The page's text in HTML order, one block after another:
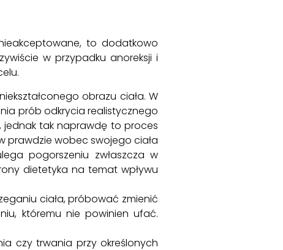
to dodatkowo
w przypadku anoreksji i
obrazu ciała. W
prób odkrycia realistycznego
jednak tak naprawdę to proces
prawdzie wobec swojego ciała
pogorszeniu zwłaszcza w
dietetyka na temat wpływu
ciała, próbować zmienić
któremu nie powinien ufać.
czy trwania przy określonych